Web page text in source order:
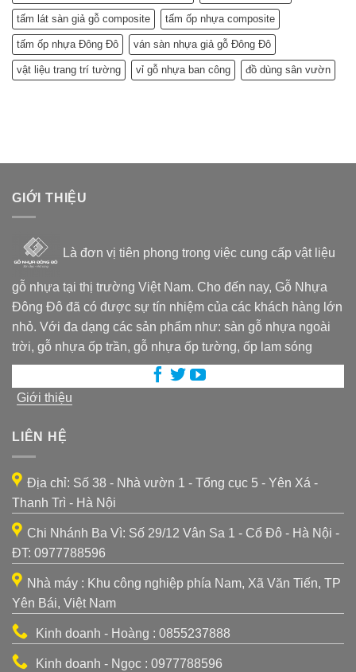
tấm lát sàn giả gỗ composite tấm ốp nhựa composite
tấm ốp nhựa Đông Đô ván sàn nhựa giả gỗ Đông Đô
vật liệu trang trí tường vỉ gỗ nhựa ban công đồ dùng sân vườn
GIỚI THIỆU
Là đơn vị tiên phong trong việc cung cấp vật liệu
gỗ nhựa tại thị trường Việt Nam. Cho đến nay, Gỗ Nhựa
Đông Đô đã có được sự tín nhiệm của các khách hàng lớn
nhỏ. Với đa dạng các sản phẩm như: sàn gỗ nhựa ngoài
trời, gỗ nhựa ốp trần, gỗ nhựa ốp tường, ốp lam sóng
Giới thiệu
LIÊN HỆ
Địa chỉ: Số 38 - Nhà vườn 1 - Tổng cục 5 - Yên Xá -
Thanh Trì - Hà Nội
Chi Nhánh Ba Vì: Số 29/12 Vân Sa 1 - Cổ Đô - Hà Nội -
ĐT: 0977788596
Nhà máy : Khu công nghiệp phía Nam, Xã Văn Tiến, TP
Yên Bái, Việt Nam
Kinh doanh - Hoàng : 0855237888
Kinh doanh - Ngọc : 0977788596